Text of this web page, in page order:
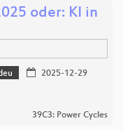
oder: KI in
2025-12-29
39C3: Power Cycles